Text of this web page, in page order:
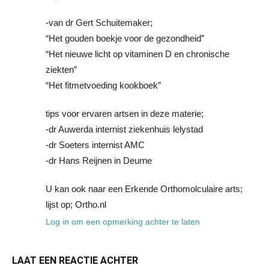
-van dr Gert Schuitemaker;
“Het gouden boekje voor de gezondheid”
“Het nieuwe licht op vitaminen D en chronische
ziekten”
“Het fitmetvoeding kookboek”
tips voor ervaren artsen in deze materie;
-dr Auwerda internist ziekenhuis lelystad
-dr Soeters internist AMC
-dr Hans Reijnen in Deurne
U kan ook naar een Erkende Orthomolculaire arts;
lijst op; Ortho.nl
Log in om een opmerking achter te laten
LAAT EEN REACTIE ACHTER